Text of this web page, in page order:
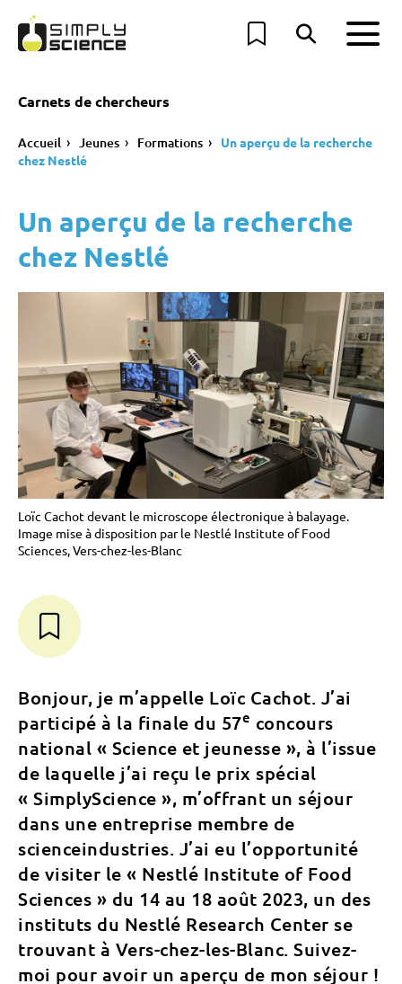
Carnets de chercheurs
Accueil Jeunes Formations
Un aperçu de la recherche
chez Nestlé
Un aperçu de la recherche
chez Nestlé
Loïc Cachot devant le microscope électronique à balayage.
Image mise à disposition par le Nestlé Institute of Food
Sciences, Vers-chez-les-Blanc
Bonjour, je m’appelle Loïc Cachot. J’ai
participé à la finale du 57e concours
national « Science et jeunesse », à l’issue
de laquelle j’ai reçu le prix spécial
« SimplyScience », m’offrant un séjour
dans une entreprise membre de
scienceindustries. J’ai eu l’opportunité
de visiter le « Nestlé Institute of Food
Sciences » du 14 au 18 août 2023, un des
instituts du Nestlé Research Center se
trouvant à Vers-chez-les-Blanc. Suivez-
moi pour avoir un aperçu de mon séjour !